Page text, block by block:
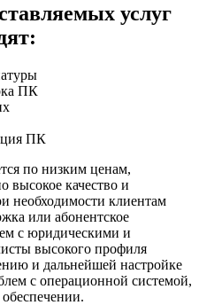
услуг
ПК
ПК
по низким ценам,
высокое качество и
необходимости клиентам
или абонентское
с юридическими и
высокого профиля
и дальнейшей настройке
с операционной системой,